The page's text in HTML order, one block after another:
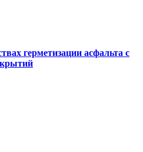
герметизации асфальта с